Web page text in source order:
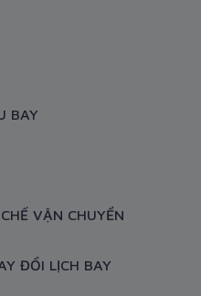
BAY
VẬN CHUYỂN
ĐỔI LỊCH BAY